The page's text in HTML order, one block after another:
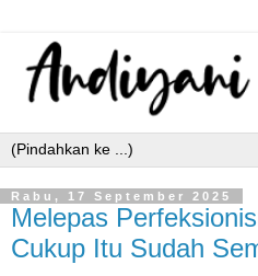
Rabu, 17 September 2025
Melepas
Cukup Itu Sudah